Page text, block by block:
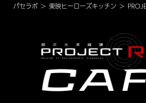
パセラボ 東映ヒーローズキッチン